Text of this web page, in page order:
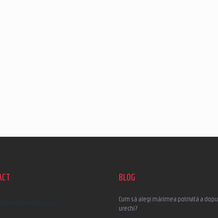
scrieti @ earplugs.ro
BLOG
Cum să alegi mărimea potrivită a
urechi?